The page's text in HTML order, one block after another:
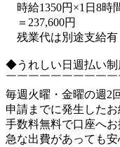
時給1350円×1日8時
＝237,600円
残業代は別途支給有
◆うれしい日週払い
￣￣￣￣￣￣￣￣￣
毎週火曜・金曜の週2
申請までに発生した
手数料無料で口座へ
急な出費があっても安